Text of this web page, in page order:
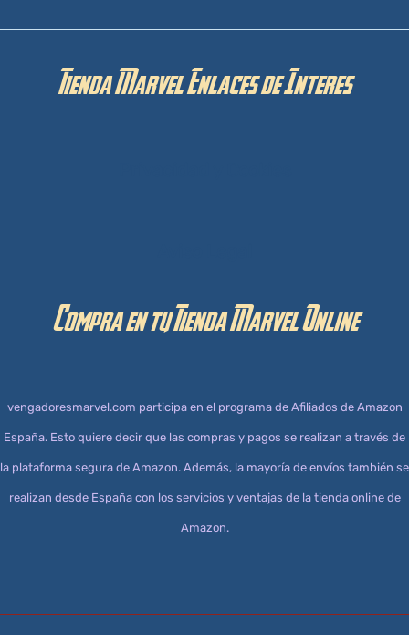
Tienda Marvel Enlaces de Interes
Compra en tu Tienda Marvel Online
vengadoresmarvel.com participa en el programa de Afiliados de Amazon
España. Esto quiere decir que las compras y pagos se realizan a través de
la plataforma segura de Amazon. Además, la mayoría de envíos también se
realizan desde España con los servicios y ventajas de la tienda online de
Amazon.